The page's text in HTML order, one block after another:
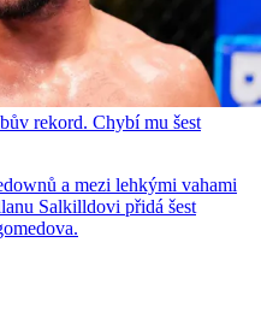
rekord. Chybí mu šest
a mezi lehkými vahami
Salkilldovi přidá šest